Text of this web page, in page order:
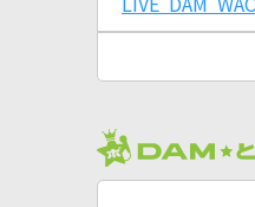
LIVE DAM